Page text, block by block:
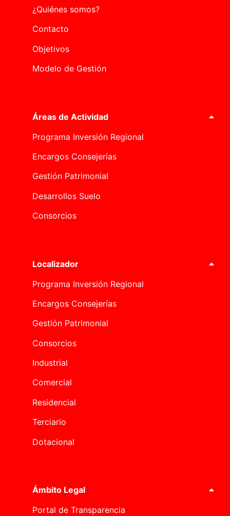
¿Quiénes somos?
Contacto
Objetivos
Modelo de Gestión
Áreas de Actividad
Programa Inversión Regional
Encargos Consejerías
Gestión Patrimonial
Desarrollos Suelo
Consorcios
Localizador
Programa Inversión Regional
Encargos Consejerías
Gestión Patrimonial
Consorcios
Industrial
Comercial
Residencial
Terciario
Dotacional
Ámbito Legal
Portal de Transparencia